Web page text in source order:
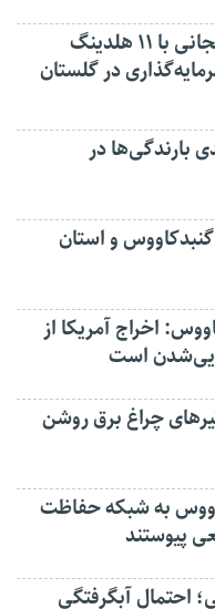
استاندار: بابک زنجانی با ۱۱ هلدینگ
در گلستان
درصدی بارندگی‌ها در
و استان
اخراج آمریکا از
است
چراغ برق روشن
به شبکه حفاظت
پیوستند
احتمال آبگرفتگی